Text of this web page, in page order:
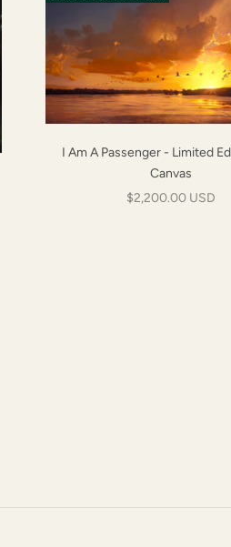
I Am A Passenger - Limited
Canvas
Prix de vente
$2,200.00 USD